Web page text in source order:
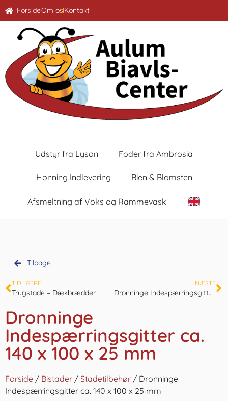
ForsideOm osKontakt
Udstyr fra Lyson Foder fra Ambrosia
Honning Indlevering Bien & Blomsten
Afsmeltning af Voks og Rammevask
Tilbage
TIDLIGERE
Trugstade – Dækbrædder
NÆSTE
Dronninge Indespærringsgitter ca. 145 x 130 x 13 mm
Dronninge
Indespærringsgitter ca.
140 x 100 x 25 mm
Forside / Bistader / Stadetilbehør / Dronninge
Indespærringsgitter ca. 140 x 100 x 25 mm